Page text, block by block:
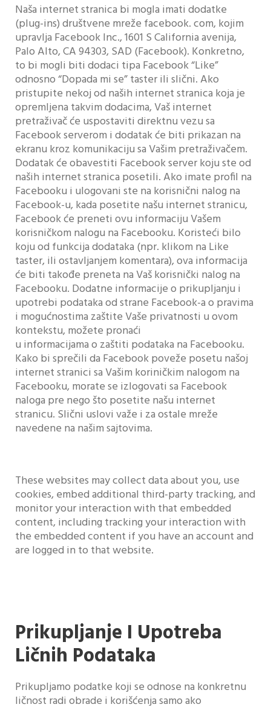
Naša internet stranica bi mogla imati dodatke
(plug-ins) društvene mreže facebook. com, kojim
upravlja Facebook Inc., 1601 S California avenija,
Palo Alto, CA 94303, SAD (Facebook). Konkretno,
to bi mogli biti dodaci tipa Facebook “Like”
odnosno “Dopada mi se” taster ili slični. Ako
pristupite nekoj od naših internet stranica koja je
opremljena takvim dodacima, Vaš internet
pretraživač će uspostaviti direktnu vezu sa
Facebook serverom i dodatak će biti prikazan na
ekranu kroz komunikaciju sa Vašim pretraživačem.
Dodatak će obavestiti Facebook server koju ste od
naših internet stranica posetili. Ako imate profil na
Facebooku i ulogovani ste na korisnični nalog na
Facebook-u, kada posetite našu internet stranicu,
Facebook će preneti ovu informaciju Vašem
korisničkom nalogu na Facebooku. Koristeći bilo
koju od funkcija dodataka (npr. klikom na Like
taster, ili ostavljanjem komentara), ova informacija
će biti takođe preneta na Vaš korisnički nalog na
Facebooku. Dodatne informacije o prikupljanju i
upotrebi podataka od strane Facebook-a o pravima
i mogućnostima zaštite Vaše privatnosti u ovom
kontekstu, možete pronaći
u informacijama o zaštiti podataka na Facebooku.
Kako bi sprečili da Facebook poveže posetu našoj
internet stranici sa Vašim koriničkim nalogom na
Facebooku, morate se izlogovati sa Facebook
naloga pre nego što posetite našu internet
stranicu. Slični uslovi važe i za ostale mreže
navedene na našim sajtovima.
These websites may collect data about you, use
cookies, embed additional third-party tracking, and
monitor your interaction with that embedded
content, including tracking your interaction with
the embedded content if you have an account and
are logged in to that website.
Prikupljanje I Upotreba
Ličnih Podataka
Prikupljamo podatke koji se odnose na konkretnu
ličnost radi obrade i korišćenja samo ako